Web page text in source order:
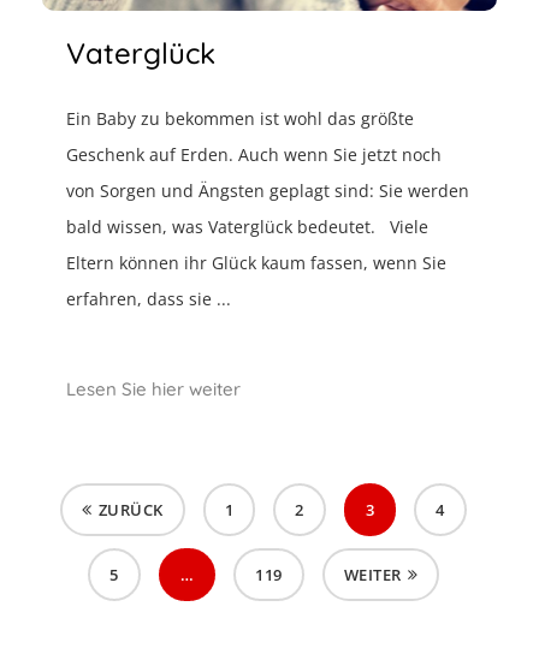
Vaterglück
Ein Baby zu bekommen ist wohl das größte
Geschenk auf Erden. Auch wenn Sie jetzt noch
von Sorgen und Ängsten geplagt sind: Sie werden
bald wissen, was Vaterglück bedeutet. Viele
Eltern können ihr Glück kaum fassen, wenn Sie
erfahren, dass sie ...
Lesen Sie hier weiter
ZURÜCK 1 2 3 4
5 … 119 WEITER